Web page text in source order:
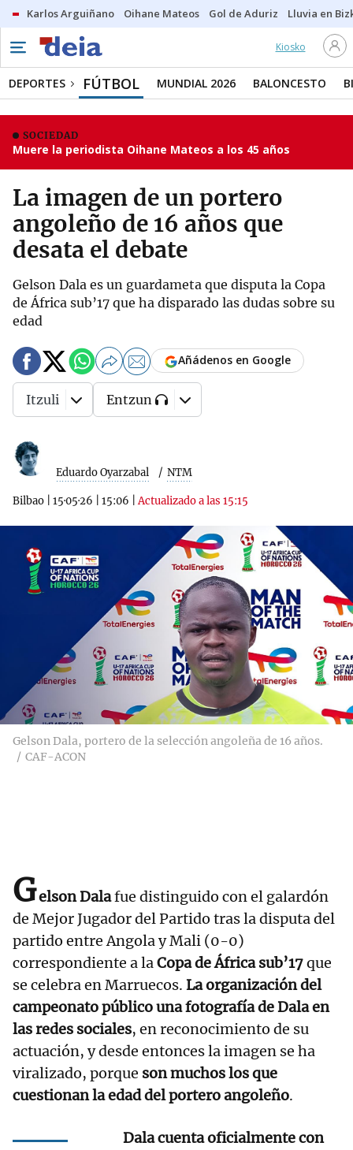
Karlos Arguiñano Oihane Mateos Gol de Aduriz Lluvia en
Kiosko
DEPORTES FÚTBOL MUNDIAL 2026 BALONCESTO
SOCIEDAD
Muere la periodista Oihane Mateos a los 45 años
La imagen de un portero
angoleño de 16 años que
desata el debate
Gelson Dala es un guardameta que disputa la Copa
de África sub’17 que ha disparado las dudas sobre su
edad
Eduardo Oyarzabal NTM
Bilbao 15·05·26 15:06 |Actualizado a las 15:15
Añádenos en Google
Itzuli Entzun
Gelson Dala, portero de la selección angoleña de 16 años.
CAF-ACON
Gelson Dalafue distinguido con el galardón
de Mejor Jugador del Partido tras la disputa del
partido entre Angola y Mali (0-0)
correspondiente a laCopa de África sub’17que
se celebra en Marruecos. La organización del
campeonato público una fotografía de Dala en
las redes sociales, en reconocimiento de su
actuación, y desde entonces la imagen se ha
viralizado, porque son muchos los que
cuestionan la edad del portero angoleño.
Dala cuenta oficialmente con